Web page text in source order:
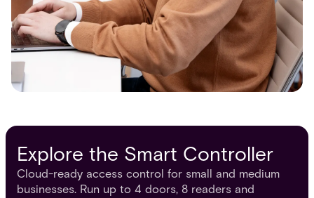
Explore the Smart Controller
Cloud-ready access control for small and medium
businesses. Run up to 4 doors, 8 readers and